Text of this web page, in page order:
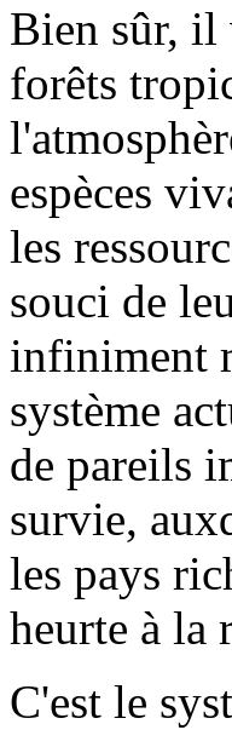
Bien sûr, il
forêts
espèces
les
souci de
infiniment
système
de pareils
survie,
les pays
heurte à la
C'est le